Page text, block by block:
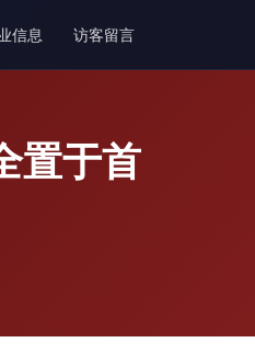
信息 访客留言
置于首